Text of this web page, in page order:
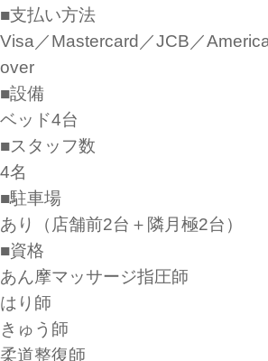
■支払い方法
Visa／Mastercard／JCB／
over
■設備
ベッド4台
■スタッフ数
4名
■駐車場
あり（店舗前2台＋隣月極2台）
■資格
あん摩マッサージ指圧師
はり師
きゅう師
柔道整復師